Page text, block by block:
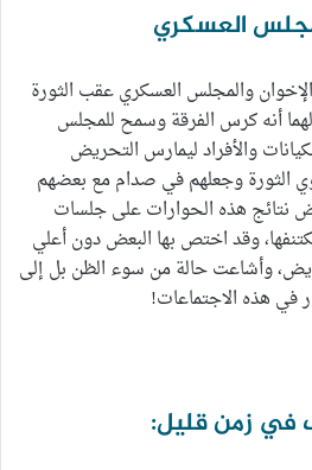
العسكري
والمجلس العسكري عقب الثورة
أنه كرس الفرقة وسمح للمجلس
والأفراد ليمارس التحريض
الثورة وجعلهم في صدام مع بعضهم
نتائج هذه الحوارات على جلسات
وقد اختص بها البعض دون أعلي
وأشاعت حالة من سوء الظن بل إلى
في هذه الاجتماعات!
في زمن قليل: